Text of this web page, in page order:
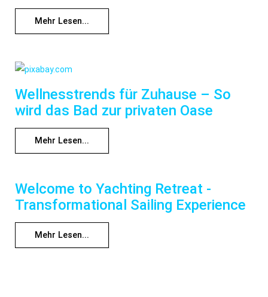
Mehr Lesen...
Wellnesstrends für Zuhause – So
wird das Bad zur privaten Oase
Mehr Lesen...
Welcome to Yachting Retreat -
Transformational Sailing Experience
Mehr Lesen...